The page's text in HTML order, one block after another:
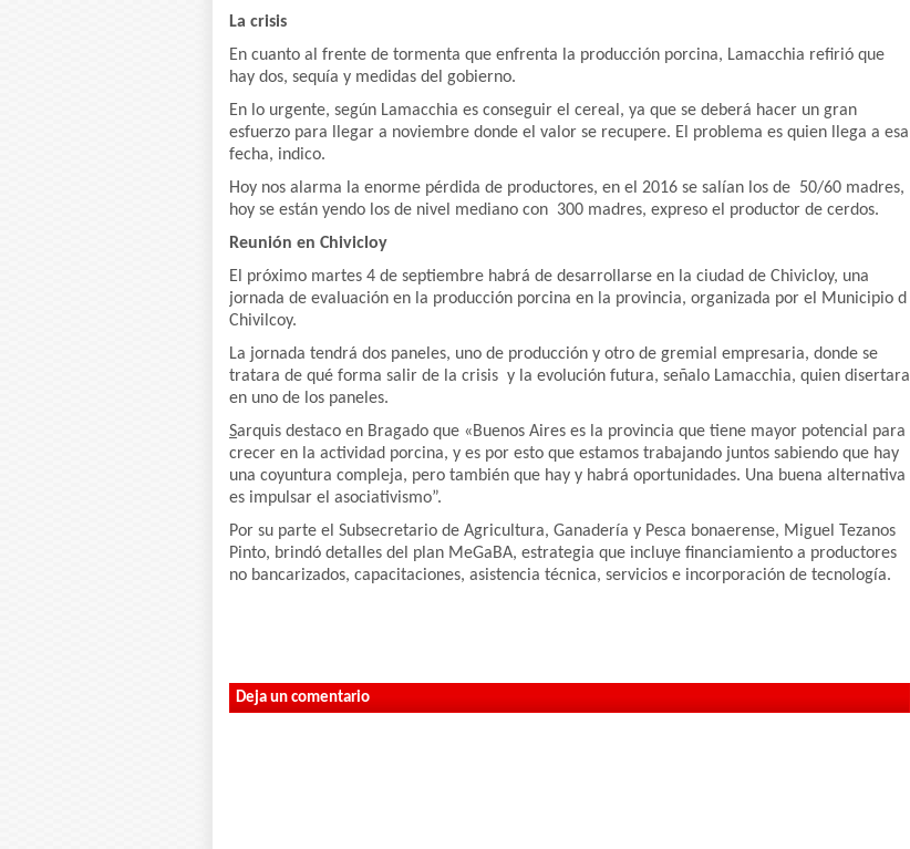
La crisis
En cuanto al frente de tormenta que enfrenta la producción porcina, Lamacchia refirió que
hay dos, sequía y medidas del gobierno.
En lo urgente, según Lamacchia es conseguir el cereal, ya que se deberá hacer un gran
esfuerzo para llegar a noviembre donde el valor se recupere. El problema es quien llega a esa
fecha, indico.
Hoy nos alarma la enorme pérdida de productores, en el 2016 se salían los de 50/60 madres,
hoy se están yendo los de nivel mediano con 300 madres, expreso el productor de cerdos.
Reunión en Chivicloy
El próximo martes 4 de septiembre habrá de desarrollarse en la ciudad de Chivicloy, una
jornada de evaluación en la producción porcina en la provincia, organizada por el Municipio d
Chivilcoy.
La jornada tendrá dos paneles, uno de producción y otro de gremial empresaria, donde se
tratara de qué forma salir de la crisis y la evolución futura, señalo Lamacchia, quien disertara
en uno de los paneles.
Sarquis destaco en Bragado que «Buenos Aires es la provincia que tiene mayor potencial para
crecer en la actividad porcina, y es por esto que estamos trabajando juntos sabiendo que hay
una coyuntura compleja, pero también que hay y habrá oportunidades. Una buena alternativa
es impulsar el asociativismo”.
Por su parte el Subsecretario de Agricultura, Ganadería y Pesca bonaerense, Miguel Tezanos
Pinto, brindó detalles del plan MeGaBA, estrategia que incluye financiamiento a productores
no bancarizados, capacitaciones, asistencia técnica, servicios e incorporación de tecnología.
Deja un comentario